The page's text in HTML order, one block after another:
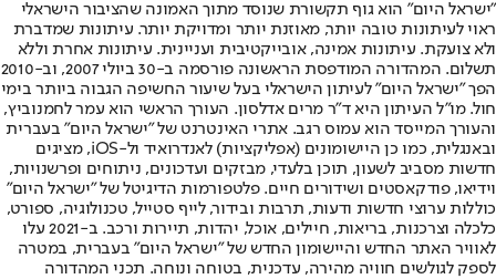
"ישראל היום" הוא גוף תקשורת שנוסד מתוך האמונה שהציבור הישראלי
ראוי לעיתונות טובה יותר, מאוזנת יותר ומדויקת יותר. עיתונות שמדברת
ולא צועקת. עיתונות אמינה, אובייקטיבית ועניינית. עיתונות אחרת וללא
תשלום. המהדורה המודפסת הראשונה פורסמה ב-30 ביולי 2007, וב-2010
הפך "ישראל היום" לעיתון הישראלי בעל שיעור החשיפה הגבוה ביותר בימי
חול. מו"ל העיתון היא ד"ר מרים אדלסון. העורך הראשי הוא עמר לחמנוביץ,
והעורך המייסד הוא עמוס רגב. אתרי האינטרנט של "ישראל היום" בעברית
ובאנגלית, כמו כן היישומונים (אפליקציות) לאנדרואיד ול-iOS, מציגים
חדשות מסביב לשעון, תוכן בלעדי, מבזקים ועדכונים, ניתוחים ופרשנויות,
וידיאו, פודקאסטים ושידורים חיים. פלטפורמות הדיגיטל של "ישראל היום"
כוללות ערוצי חדשות ודעות, תרבות ובידור, לייף סטייל, טכנולוגיה, ספורט,
כלכלה וצרכנות, בריאות, חיילים, אוכל, יהדות, תיירות ורכב. ב-2021 עלו
לאוויר האתר החדש והיישומון החדש של "ישראל היום" בעברית, במטרה
לספק לגולשים חוויה מהירה, עדכנית, בטוחה ונוחה. תכני המהדורה